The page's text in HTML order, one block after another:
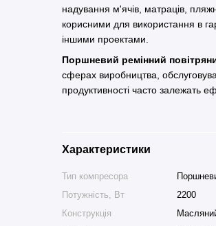
надування м'ячів, матраців,
корисними для використання в
іншими проектами.
Поршневий ремінний
сферах виробництва,
продуктивності часто залежать
Характеристики
Тип компресора
Потужність, Вт
2200
Конструкція